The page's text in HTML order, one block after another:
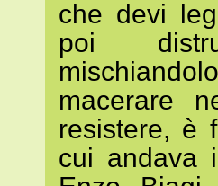
che devi
poi
macerare
resistere, è
cui andava